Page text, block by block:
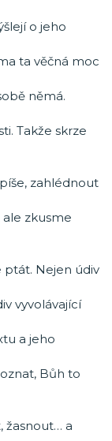
o jeho
ta věčná moc
němá.
Takže skrze
zahlédnout
zkusme
ptát. Nejen údiv
vyvolávající
a jeho
Bůh to
žasnout… a